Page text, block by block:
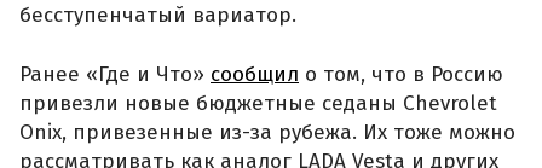
бесступенчатый вариатор.
Ранее «Где и Что» сообщил о том, что в Россию
привезли новые бюджетные седаны Chevrolet
Onix, привезенные из-за рубежа. Их тоже можно
рассматривать как аналог LADA Vesta и других